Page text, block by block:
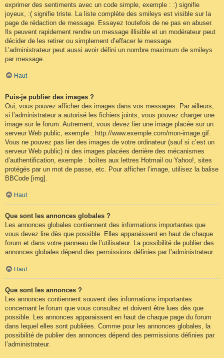
exprimer des sentiments avec un code simple, exemple : :) signifie
joyeux, :( signifie triste. La liste complète des smileys est visible sur la
page de rédaction de message. Essayez toutefois de ne pas en abuser.
Ils peuvent rapidement rendre un message illisible et un modérateur peut
décider de les retirer ou simplement d’effacer le message.
L’administrateur peut aussi avoir défini un nombre maximum de smileys
par message.
Haut
Puis-je publier des images ?
Oui, vous pouvez afficher des images dans vos messages. Par ailleurs,
si l’administrateur a autorisé les fichiers joints, vous pouvez charger une
image sur le forum. Autrement, vous devez lier une image placée sur un
serveur Web public, exemple : http://www.exemple.com/mon-image.gif.
Vous ne pouvez pas lier des images de votre ordinateur (sauf si c’est un
serveur Web public) ni des images placées derrière des mécanismes
d’authentification, exemple : boîtes aux lettres Hotmail ou Yahoo!, sites
protégés par un mot de passe, etc. Pour afficher l’image, utilisez la balise
BBCode [img].
Haut
Que sont les annonces globales ?
Les annonces globales contiennent des informations importantes que
vous devez lire dès que possible. Elles apparaissent en haut de chaque
forum et dans votre panneau de l’utilisateur. La possibilité de publier des
annonces globales dépend des permissions définies par l’administrateur.
Haut
Que sont les annonces ?
Les annonces contiennent souvent des informations importantes
concernant le forum que vous consultez et doivent être lues dès que
possible. Les annonces apparaissent en haut de chaque page du forum
dans lequel elles sont publiées. Comme pour les annonces globales, la
possibilité de publier des annonces dépend des permissions définies par
l’administrateur.